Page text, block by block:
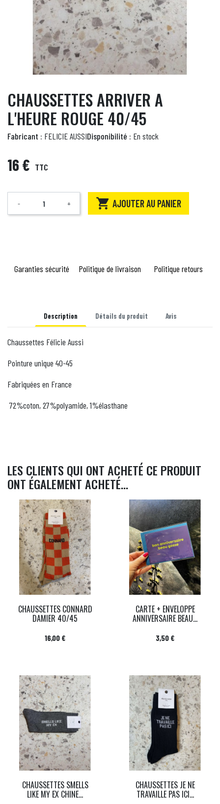
CHAUSSETTES ARRIVER A
L'HEURE ROUGE 40/45
Fabricant : FELICIE AUSSIDisponibilité : En stock
16 € TTC
Quantité
- +  AJOUTER AU PANIER
Garanties sécurité Politique de livraison Politique retours
Description Détails du produit Avis
Chaussettes Félicie Aussi
Pointure unique 40-45
Fabriquées en France
72%coton, 27%polyamide, 1%élasthane
LES CLIENTS QUI ONT ACHETÉ CE PRODUIT
ONT ÉGALEMENT ACHETÉ...
CHAUSSETTES CONNARD
DAMIER 40/45
Prix
16,00 €
CARTE + ENVELOPPE
ANNIVERSAIRE BEAU...
Prix
3,50 €
CHAUSSETTES SMELLS
LIKE MY EX CHINE...
CHAUSSETTES JE NE
TRAVAILLE PAS ICI...